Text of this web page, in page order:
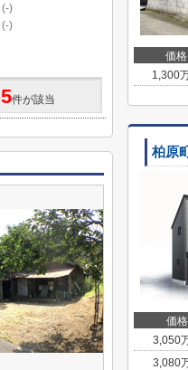
価格
1,300
柏原
価格
3,050
3,080
(-)
(-)
5件が該当